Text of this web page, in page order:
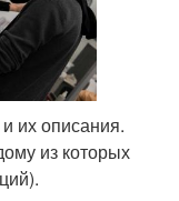
их описания.
из которых